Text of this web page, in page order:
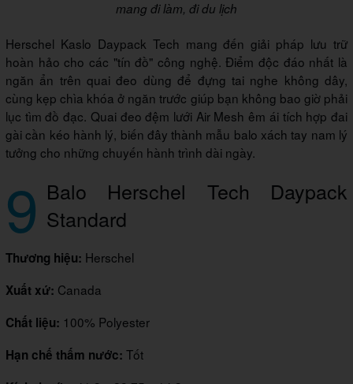
mang đi làm, đi du lịch
Herschel Kaslo Daypack Tech mang đến giải pháp lưu trữ
hoàn hảo cho các "tín đồ" công nghệ. Điểm độc đáo nhất là
ngăn ẩn trên quai đeo dùng để đựng tai nghe không dây,
cùng kẹp chìa khóa ở ngăn trước giúp bạn không bao giờ phải
lục tìm đồ đạc. Quai đeo đệm lưới Air Mesh êm ái tích hợp đai
gài cần kéo hành lý, biến đây thành mẫu balo xách tay nam lý
tưởng cho những chuyến hành trình dài ngày.
9 Balo Herschel Tech Daypack
Standard
Thương hiệu: Herschel
Xuất xứ: Canada
Chất liệu: 100% Polyester
Hạn chế thấm nước: Tốt